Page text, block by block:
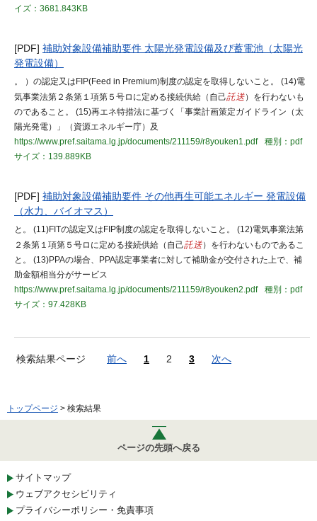
イズ：3681.843KB
[PDF] 補助対象設備補助要件 太陽光発電設備及び蓄電池（太陽光
発電設備）
。 ）の認定又はFIP(Feed in Premium)制度の認定を取得しないこと。 (14)電
気事業法第２条第１項第５号ロに定める接続供給（自己託送）を行わないも
のであること。 (15)再エネ特措法に基づく「事業計画策定ガイドライン（太
陽光発電）」（資源エネルギー庁）及
https://www.pref.saitama.lg.jp/documents/211159/r8youken1.pdf
種別：pdf
サイズ：139.889KB
[PDF] 補助対象設備補助要件 その他再生可能エネルギー 発電設備
（水力、バイオマス）
と。 (11)FITの認定又はFIP制度の認定を取得しないこと。 (12)電気事業法第
２条第１項第５号ロに定める接続供給（自己託送）を行わないものであるこ
と。 (13)PPAの場合、PPA認定事業者に対して補助金が交付された上で、補
助金額相当分がサービス
https://www.pref.saitama.lg.jp/documents/211159/r8youken2.pdf
種別：pdf
サイズ：97.428KB
検索結果ページ 前へ 1 2 3 次へ
トップページ > 検索結果
ページの先頭へ戻る
サイトマップ
ウェブアクセシビリティ
プライバシーポリシー・免責事項